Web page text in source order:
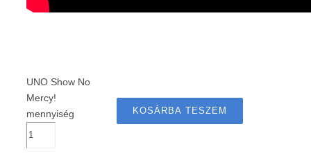
UNO Show No
Mercy!
mennyiség
KOSÁRBA TESZEM